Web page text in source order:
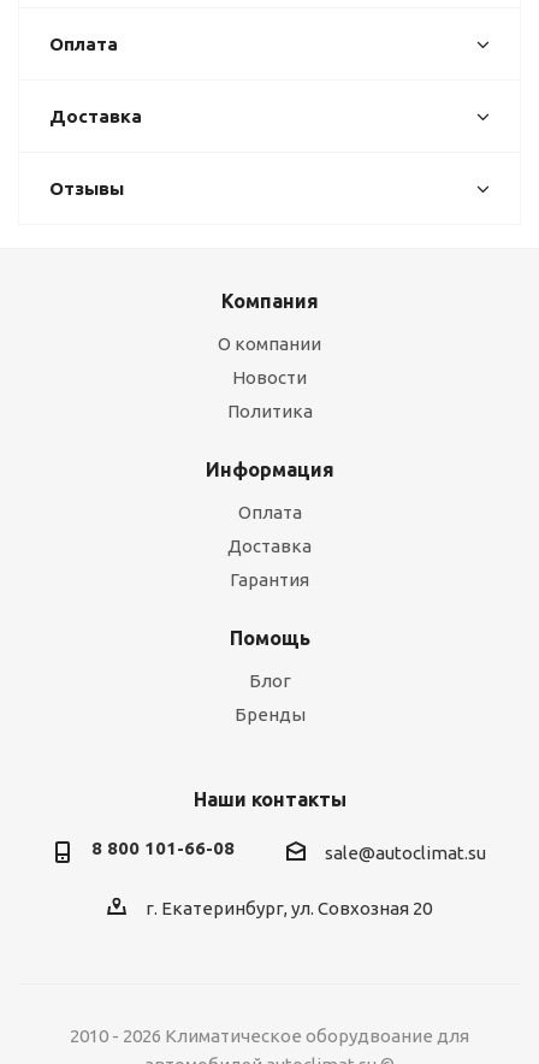
Оплата
Доставка
Отзывы
Компания
О компании
Новости
Политика
Информация
Оплата
Доставка
Гарантия
Помощь
Блог
Бренды
Наши контакты
8 800 101-66-08 sale@autoclimat.su
г. Екатеринбург, ул. Совхозная 20
2010 - 2026 Климатическое оборудвоание для